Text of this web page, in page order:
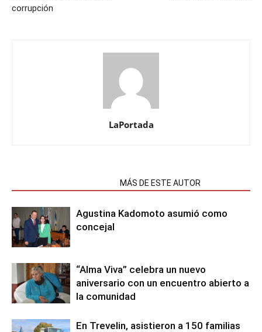
corrupción
LaPortada
MÁS DE ESTE AUTOR
Agustina Kadomoto asumió como
concejal
“Alma Viva” celebra un nuevo
aniversario con un encuentro abierto a
la comunidad
En Trevelin, asistieron a 150 familias